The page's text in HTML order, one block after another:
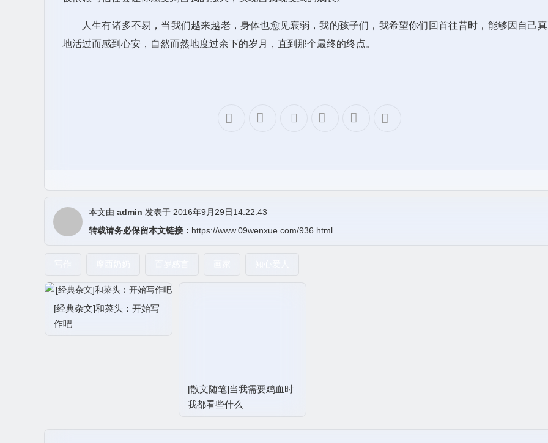
人生有诸多不易，当我们越来越老，身体也愈见衰弱，我的孩子们，我希望你们回首往昔时，能够因自己
地活过而感到心安，自然而然地度过余下的岁月，直到那个最终的终点。
本文由 admin 发表于 2016年9月29日14:22:43
转载请务必保留本文链接： https://www.09wenxue.com/936.html
[经典杂文]和菜头：开始写
作吧
[散文随笔]当我需要鸡血时
我都看些什么